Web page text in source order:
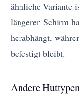
ähnliche Variante
längeren Schirm
herabhängt,
befestigt bleibt.
Andere Huttypen